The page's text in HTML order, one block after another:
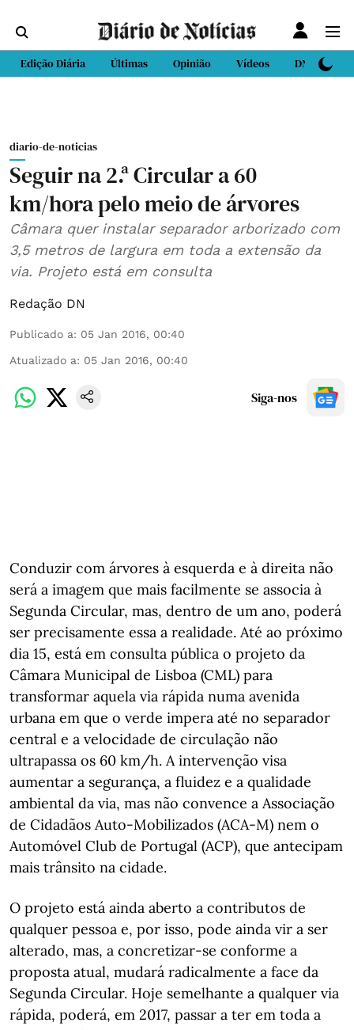
Edição Diária Últimas Opinião Vídeos DN Sport
diario-de-noticias
Seguir na 2.ª Circular a 60
km/hora pelo meio de árvores
Câmara quer instalar separador arborizado com
3,5 metros de largura em toda a extensão da
via. Projeto está em consulta
Redação DN
Publicado a: 05 Jan 2016, 00:40
Atualizado a: 05 Jan 2016, 00:40
Siga-nos
Conduzir com árvores à esquerda e à direita não
será a imagem que mais facilmente se associa à
Segunda Circular, mas, dentro de um ano, poderá
ser precisamente essa a realidade. Até ao próximo
dia 15, está em consulta pública o projeto da
Câmara Municipal de Lisboa (CML) para
transformar aquela via rápida numa avenida
urbana em que o verde impera até no separador
central e a velocidade de circulação não
ultrapassa os 60 km/h. A intervenção visa
aumentar a segurança, a fluidez e a qualidade
ambiental da via, mas não convence a Associação
de Cidadãos Auto-Mobilizados (ACA-M) nem o
Automóvel Club de Portugal (ACP), que antecipam
mais trânsito na cidade.
O projeto está ainda aberto a contributos de
qualquer pessoa e, por isso, pode ainda vir a ser
alterado, mas, a concretizar-se conforme a
proposta atual, mudará radicalmente a face da
Segunda Circular. Hoje semelhante a qualquer via
rápida, poderá, em 2017, passar a ter em toda a